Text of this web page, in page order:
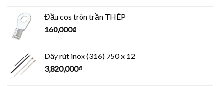
Đầu cos tròn trần THÉP
160,000₫
Dây rút inox (316) 750 x 12
3,820,000₫